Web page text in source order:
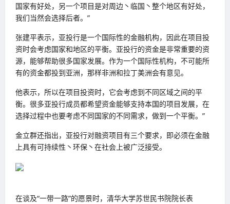
国家有好处，另一个项目是对周边丶临国丶整个地区有好处，
我们当然会选择后者。”
张建平表示，亚投行是一个国际性的金融机构，因此在项目投
资时会考虑国家和地区的平衡。亚投行的资金是非常重要的资
源，能够帮助很多国家发展。作为一个国际性机构，不可能所
有的资金都投到亚洲，那样非洲和拉丁美洲会有意见。
他表示，所以在项目投资时，它会考虑到不同区域之间的平
衡。很多亚投行成员都希望资金能够支持本国的项目发展，在
选择过程中也要考虑不同国家的不同需求，做到一个平衡。”
金立群还指出，亚投行对融资项目有三个要求，即必须在金融
上具有可持续性丶环保丶在社会上被广泛接受。
在谈及“一带一路”的愿景时，清华大学苏世民书院院长表